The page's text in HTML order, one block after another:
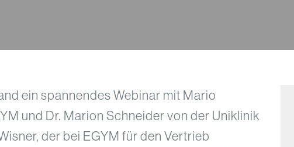
ein spannendes Webinar mit Mario
und Dr. Marion Schneider von der Uniklinik
der bei EGYM für den Vertrieb